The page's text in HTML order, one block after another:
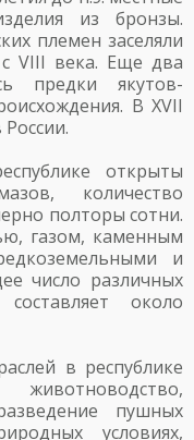
из бронзы.
племен заселяли
VIII века. Еще два
предки якутов-
В XVII
открыты
количество
полторы сотни.
газом, каменным
и
число различных
около
в республике
пушных
условиях,